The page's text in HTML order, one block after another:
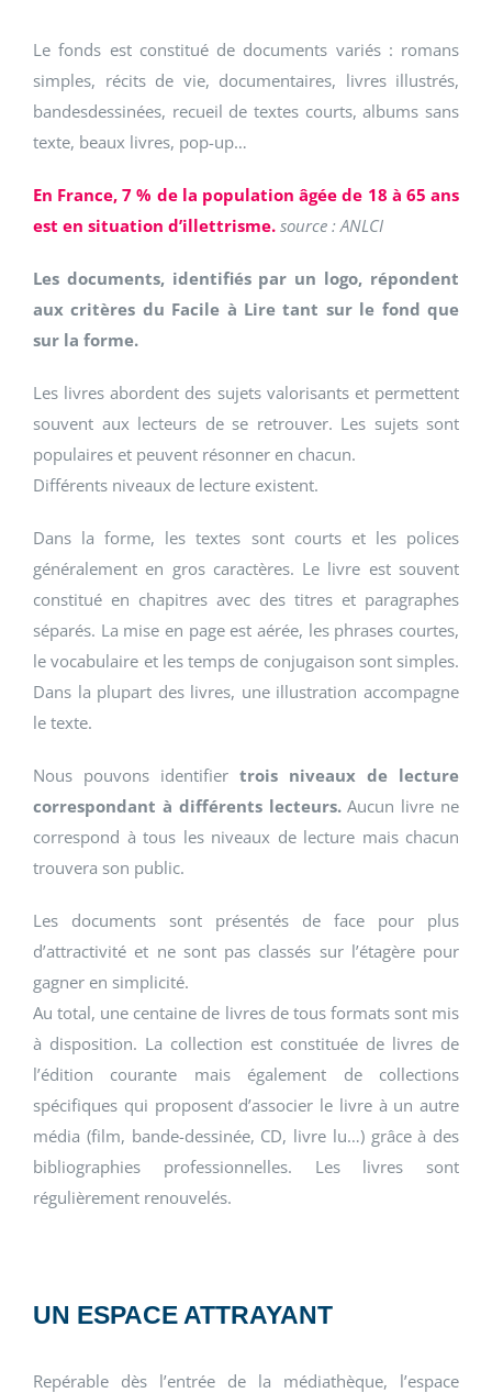
Le fonds est constitué de documents variés : romans
simples, récits de vie, documentaires, livres illustrés,
bandesdessinées, recueil de textes courts, albums sans
texte, beaux livres, pop-up…
En France, 7 % de la population âgée de 18 à 65 ans
est en situation d’illettrisme. source : ANLCI
Les documents, identifiés par un logo, répondent
aux critères du Facile à Lire tant sur le fond que
sur la forme.
Les livres abordent des sujets valorisants et permettent
souvent aux lecteurs de se retrouver. Les sujets sont
populaires et peuvent résonner en chacun.
Différents niveaux de lecture existent.
Dans la forme, les textes sont courts et les polices
généralement en gros caractères. Le livre est souvent
constitué en chapitres avec des titres et paragraphes
séparés. La mise en page est aérée, les phrases courtes,
le vocabulaire et les temps de conjugaison sont simples.
Dans la plupart des livres, une illustration accompagne
le texte.
Nous pouvons identifier trois niveaux de lecture
correspondant à différents lecteurs.Aucun livre ne
correspond à tous les niveaux de lecture mais chacun
trouvera son public.
Les documents sont présentés de face pour plus
d’attractivité et ne sont pas classés sur l’étagère pour
gagner en simplicité.
Au total, une centaine de livres de tous formats sont mis
à disposition. La collection est constituée de livres de
l’édition courante mais également de collections
spécifiques qui proposent d’associer le livre à un autre
média (film, bande-dessinée, CD, livre lu…) grâce à des
bibliographies professionnelles. Les livres sont
régulièrement renouvelés.
UN ESPACE ATTRAYANT
Repérable dès l’entrée de la médiathèque, l’espace